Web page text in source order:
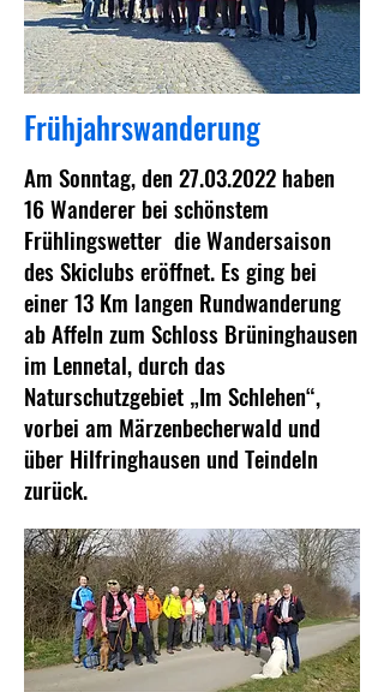
Frühjahrswanderung
Am Sonntag, den27.03.2022 haben
16 Wanderer bei schönstem
Frühlingswetter die Wandersaison
des Skiclubs eröffnet. Es ging bei
einer 13 Km langen Rundwanderung
ab Affeln zum Schloss Brüninghausen
im Lennetal, durch das
Naturschutzgebiet „Im Schlehen“,
vorbei am Märzenbecherwald und
über Hilfringhausen und Teindeln
zurück.